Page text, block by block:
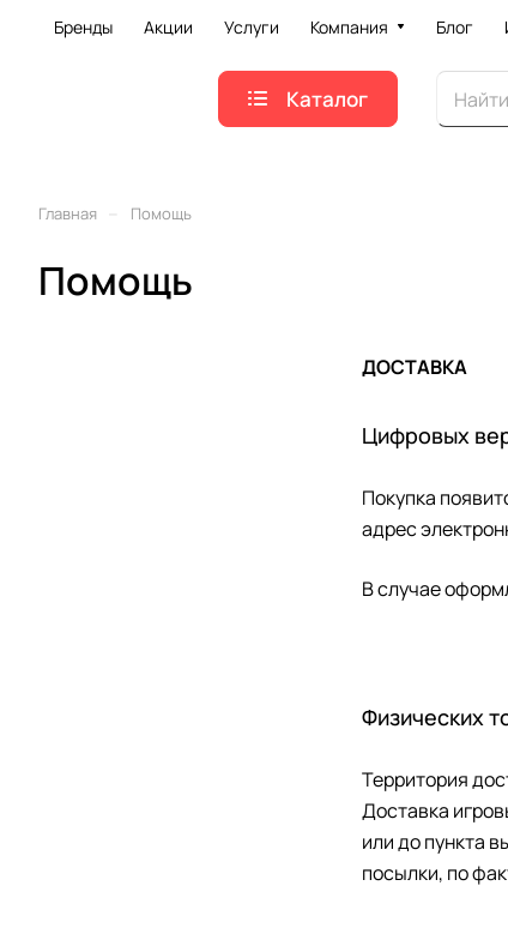
Бренды Акции Услуги Компания Блог
Каталог
Главная Помощь
Помощь
ДОСТАВКА
Цифровых
Покупка
адрес
В случае
Физических
Территория
Доставка
или до пункта
посылки, по